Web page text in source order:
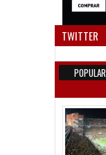
TWITTER
POPULAR